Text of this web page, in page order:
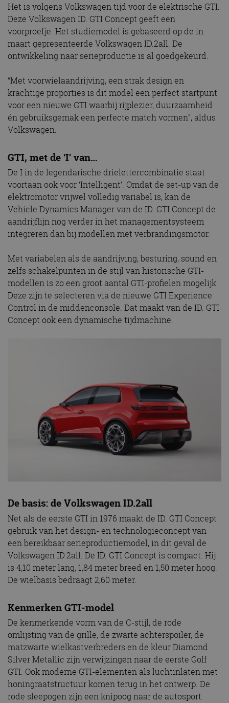
Het is volgens Volkswagen tijd voor de elektrische GTI.
Deze Volkswagen ID. GTI Concept geeft een
voorproefje. Het studiemodel is gebaseerd op de in
maart gepresenteerde Volkswagen ID.2all. De
ontwikkeling naar serieproductie is al goedgekeurd.
“Met voorwielaandrijving, een strak design en
krachtige proporties is dit model een perfect startpunt
voor een nieuwe GTI waarbij rijplezier, duurzaamheid
én gebruiksgemak een perfecte match vormen”, aldus
Volkswagen.
GTI, met de ‘I’ van…
De I in de legendarische drielettercombinatie staat
voortaan ook voor ‘Intelligent’. Omdat de set-up van de
elektromotor vrijwel volledig variabel is, kan de
Vehicle Dynamics Manager van de ID. GTI Concept de
aandrijflijn nog verder in het managementsysteem
integreren dan bij modellen met verbrandingsmotor.
Met variabelen als de aandrijving, besturing, sound en
zelfs schakelpunten in de stijl van historische GTI-
modellen is zo een groot aantal GTI-profielen mogelijk.
Deze zijn te selecteren via de nieuwe GTI Experience
Control in de middenconsole. Dat maakt van de ID. GTI
Concept ook een dynamische tijdmachine.
De basis: de Volkswagen ID.2all
Net als de eerste GTI in 1976 maakt de ID. GTI Concept
gebruik van het design- en technologieconcept van
een bereikbaar serieproductiemodel, in dit geval de
Volkswagen ID.2all. De ID. GTI Concept is compact. Hij
is 4,10 meter lang, 1,84 meter breed en 1,50 meter hoog.
De wielbasis bedraagt 2,60 meter.
Kenmerken GTI-model
De kenmerkende vorm van de C-stijl, de rode
omlijsting van de grille, de zwarte achterspoiler, de
matzwarte wielkastverbreders en de kleur Diamond
Silver Metallic zijn verwijzingen naar de eerste Golf
GTI. Ook moderne GTI-elementen als luchtinlaten met
honingraatstructuur komen terug in het ontwerp. De
rode sleepogen zijn een knipoog naar de autosport.